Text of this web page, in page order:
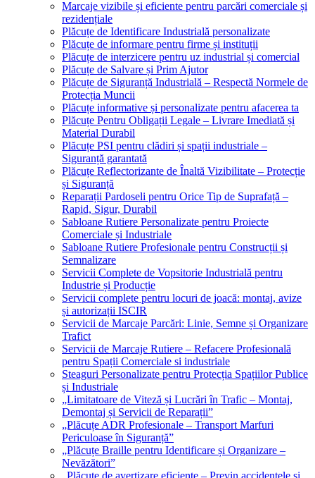
Marcaje vizibile și eficiente pentru parcări comerciale și
rezidențiale
Plăcuțe de Identificare Industrială personalizate
Plăcuțe de informare pentru firme și instituții
Plăcuțe de interzicere pentru uz industrial și comercial
Plăcuțe de Salvare și Prim Ajutor
Plăcuțe de Siguranță Industrială – Respectă Normele de
Protecția Muncii
Plăcuțe informative și personalizate pentru afacerea ta
Plăcuțe Pentru Obligații Legale – Livrare Imediată și
Material Durabil
Plăcuțe PSI pentru clădiri și spații industriale –
Siguranță garantată
Plăcuțe Reflectorizante de Înaltă Vizibilitate – Protecție
și Siguranță
Reparații Pardoseli pentru Orice Tip de Suprafață –
Rapid, Sigur, Durabil
Sabloane Rutiere Personalizate pentru Proiecte
Comerciale și Industriale
Sabloane Rutiere Profesionale pentru Construcții și
Semnalizare
Servicii Complete de Vopsitorie Industrială pentru
Industrie și Producție
Servicii complete pentru locuri de joacă: montaj, avize
și autorizații ISCIR
Servicii de Marcaje Parcări: Linie, Semne și Organizare
Trafict
Servicii de Marcaje Rutiere – Refacere Profesională
pentru Spații Comerciale si industriale
Steaguri Personalizate pentru Protecția Spațiilor Publice
și Industriale
„Limitatoare de Viteză și Lucrări în Trafic – Montaj,
Demontaj și Servicii de Reparații”
„Plăcuțe ADR Profesionale – Transport Marfuri
Periculoase în Siguranță”
„Plăcuțe Braille pentru Identificare și Organizare –
Nevăzători”
„Plăcuțe de avertizare eficiente – Previn accidentele și